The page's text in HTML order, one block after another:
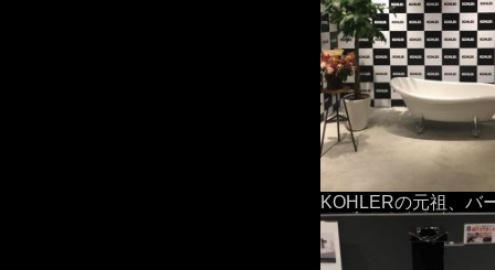
KOHLERの元祖、バ